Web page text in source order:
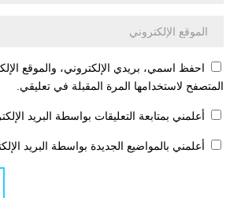
احفظ اسمي، بريدي الإلكتروني، والموقع
المتصفح لاستخدامها المرة المقبلة في تعليقي.
أعلمني بمتابعة التعليقات بواسطة البريد
أعلمني بالمواضيع الجديدة بواسطة البريد